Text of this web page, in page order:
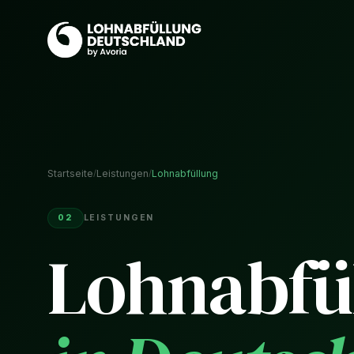
Startseite/Leistungen/Lohnabfüllung
02 LEISTUNGEN